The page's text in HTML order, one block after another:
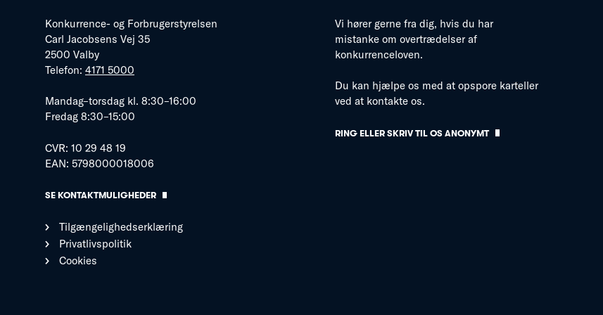
Konkurrence- og Forbrugerstyrelsen
Carl Jacobsens Vej 35
2500 Valby
Telefon: 4171 5000
Mandag–torsdag kl. 8:30–16:00
Fredag 8:30–15:00
CVR: 10 29 48 19
EAN: 5798000018006
SE KONTAKTMULIGHEDER
Tilgængelighedserklæring
Privatlivspolitik
Cookies
Vi hører gerne fra dig, hvis du har
mistanke om overtrædelser af
konkurrenceloven.
Du kan hjælpe os med at opspore karteller
ved at kontakte os.
RING ELLER SKRIV TIL OS ANONYMT